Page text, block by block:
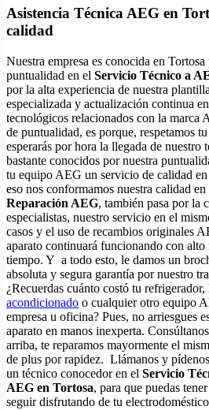
Asistencia Técnica AEG en
calidad
Nuestra empresa es conocida en
puntualidad en el Servicio Técnico a
por la alta experiencia de nuestra
especializada y actualización continua
tecnológicos relacionados con la marca
de puntualidad, es porque, respetamos
esperarás por hora la llegada de nuestro
bastante conocidos por nuestra
tu equipo AEG un servicio de calidad
eso nos conformamos nuestra calidad en
Reparación AEG, también pasa por la
especialistas, nuestro servicio en el
casos y el uso de recambios originales
aparato continuará funcionando con
tiempo. Y a todo esto, le damos un
absoluta y segura garantía por nuestro
¿Recuerdas cuánto costó tu
acondicionado o cualquier otro equipo
empresa u oficina? Pues, no arriesgues
aparato en manos inexperta.
arriba, te reparamos mayormente el
de plus por rapidez. Llámanos y
un técnico conocedor en el Servicio
AEG en Tortosa, para que puedas
seguir disfrutando de tu